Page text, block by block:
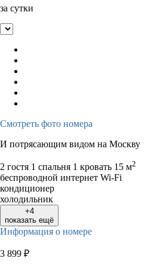
за сутки
Смотреть фото номера
И потрясающим видом на Москву
2 гостя 1 спальня 1 кровать 15 м2
беспроводной интернет Wi-Fi
кондиционер
холодильник
+4
показать ещё
Информация о номере
3 899 ₽